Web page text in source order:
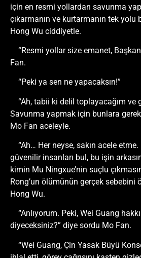
için en resmi yollardan savunma
çıkarmanın ve kurtarmanın tek yolu
Hong Wu ciddiyetle.
“Resmi yollar size emanet,
Fan.
“Peki ya sen ne yapacaksın!”
“Ah, tabii ki delil toplayacağım ve
Savunma yapmak için bunlara
Mo Fan aceleyle.
“Ah… Her neyse, sakın acele
güvenilir insanları bul, bu işin
kimin Mu Ningxue’nin suçlu
Rong’un ölümünün gerçek sebebini
Hong Wu.
“Anlıyorum. Peki, Wei Guang
diyeceksiniz?” diye sordu Mo Fan.
“Wei Guang, Çin Yasak Büyü